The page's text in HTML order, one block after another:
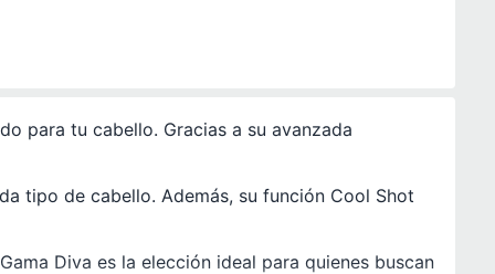
para tu cabello. Gracias a su avanzada
tipo de cabello. Además, su función Cool Shot
Diva es la elección ideal para quienes buscan